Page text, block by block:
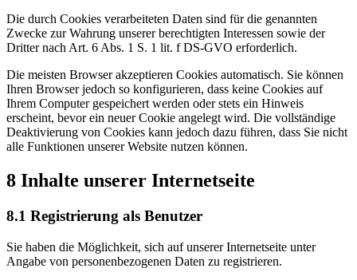
Die durch Cookies verarbeiteten Daten sind für die genannten
Zwecke zur Wahrung unserer berechtigten Interessen sowie der
Dritter nach Art. 6 Abs. 1 S. 1 lit. f DS-GVO erforderlich.
Die meisten Browser akzeptieren Cookies automatisch. Sie können
Ihren Browser jedoch so konfigurieren, dass keine Cookies auf
Ihrem Computer gespeichert werden oder stets ein Hinweis
erscheint, bevor ein neuer Cookie angelegt wird. Die vollständige
Deaktivierung von Cookies kann jedoch dazu führen, dass Sie nicht
alle Funktionen unserer Website nutzen können.
8 Inhalte unserer Internetseite
8.1 Registrierung als Benutzer
Sie haben die Möglichkeit, sich auf unserer Internetseite unter
Angabe von personenbezogenen Daten zu registrieren.